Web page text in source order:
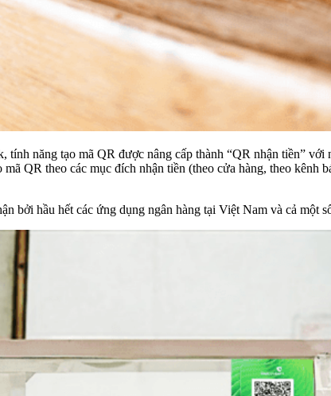
năng tạo mã QR được nâng cấp thành “QR nhận tiền”
QR theo các mục đích nhận tiền (theo cửa hàng, theo
bởi hầu hết các ứng dụng ngân hàng tại Việt Nam và cả một